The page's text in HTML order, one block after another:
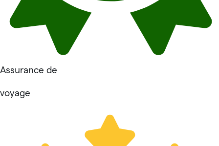
Assurance de
voyage